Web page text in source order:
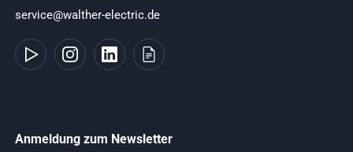
service@walther-electric.de
Anmeldung zum Newsletter